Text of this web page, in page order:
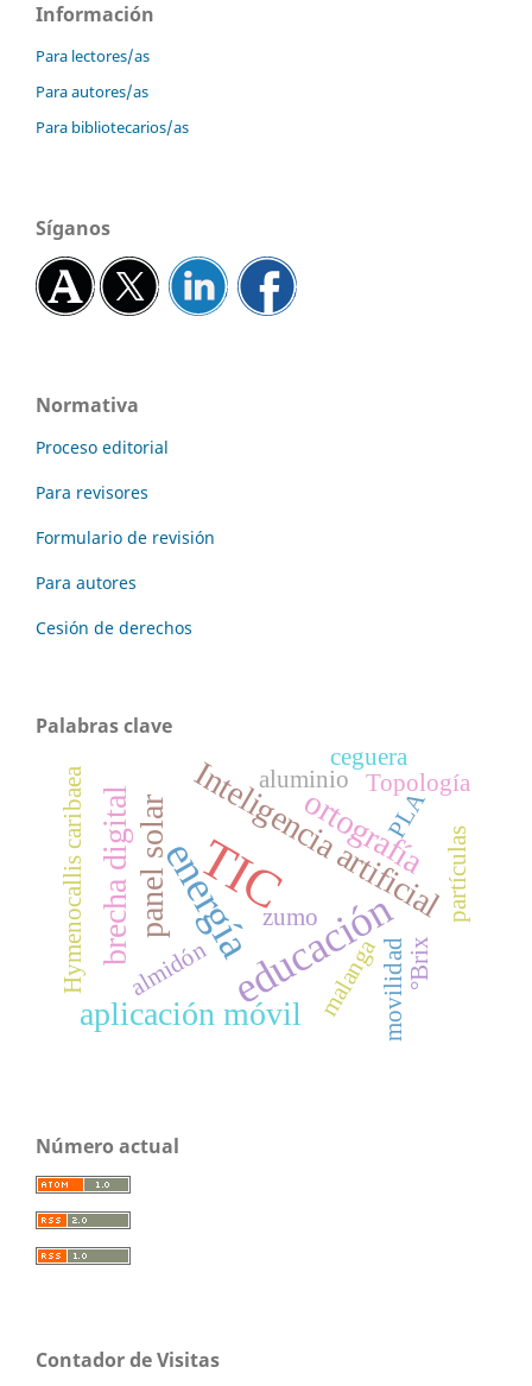
Información
Para lectores/as
Para autores/as
Para bibliotecarios/as
Síganos
Normativa
Proceso editorial
Para revisores
Formulario de revisión
Para autores
Cesión de derechos
Palabras clave
TIC
energíaeducación
panel solarInteligencia artificial
aplicación móvil
ortografía
brecha digital partículas
Hymenocallis caribaea movilidad
malanga
PLA
Topología
almidón
aluminio
ceguera
zumo
°Brix
Número actual
Contador de Visitas